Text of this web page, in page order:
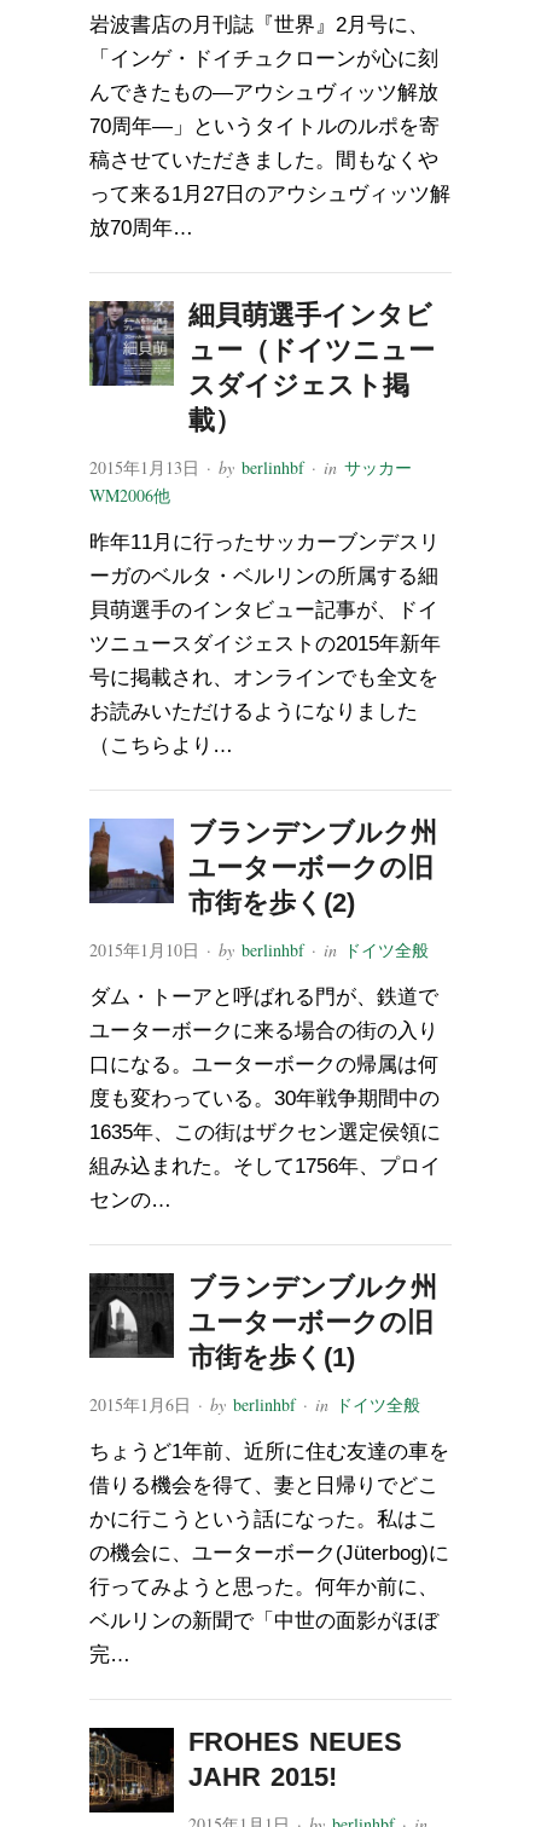
岩波書店の月刊誌『世界』2月号に、
「インゲ・ドイチュクローンが心に刻
んできたもの—アウシュヴィッツ解放
70周年—」というタイトルのルポを寄
稿させていただきました。間もなくや
って来る1月27日のアウシュヴィッツ解
放70周年…
細貝萌選手インタビ
ュー（ドイツニュー
スダイジェスト掲
載）
2015年1月13日 · by berlinhbf· in サッカー
WM2006他
昨年11月に行ったサッカーブンデスリ
ーガのベルタ・ベルリンの所属する細
貝萌選手のインタビュー記事が、ドイ
ツニュースダイジェストの2015年新年
号に掲載され、オンラインでも全文を
お読みいただけるようになりました
（こちらより…
ブランデンブルク州
ユーターボークの旧
市街を歩く(2)
2015年1月10日 · by berlinhbf· in ドイツ全般
ダム・トーアと呼ばれる門が、鉄道で
ユーターボークに来る場合の街の入り
口になる。ユーターボークの帰属は何
度も変わっている。30年戦争期間中の
1635年、この街はザクセン選定侯領に
組み込まれた。そして1756年、プロイ
センの…
ブランデンブルク州
ユーターボークの旧
市街を歩く(1)
2015年1月6日 · by berlinhbf· in ドイツ全般
ちょうど1年前、近所に住む友達の車を
借りる機会を得て、妻と日帰りでどこ
かに行こうという話になった。私はこ
の機会に、ユーターボーク(Jüterbog)に
行ってみようと思った。何年か前に、
ベルリンの新聞で「中世の面影がほぼ
完…
FROHES NEUES
JAHR 2015!